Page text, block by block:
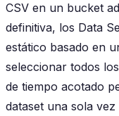
CSV en un bucket
definitiva, los Data
estático basado en
seleccionar todos
de tiempo acotado
dataset una sola